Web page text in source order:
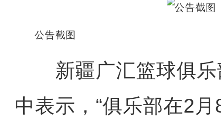
公告截图
新疆广汇篮球俱乐
中表示，“俱乐部在2